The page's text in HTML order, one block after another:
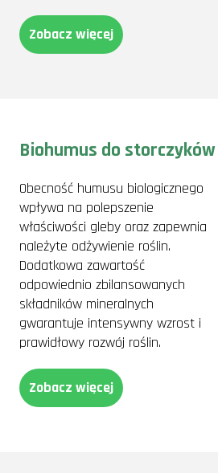
Zobacz więcej
Biohumus do storczyków
Obecność humusu biologicznego
wpływa na polepszenie
właściwości gleby oraz zapewnia
należyte odżywienie roślin.
Dodatkowa zawartość
odpowiednio zbilansowanych
składników mineralnych
gwarantuje intensywny wzrost i
prawidłowy rozwój roślin.
Zobacz więcej